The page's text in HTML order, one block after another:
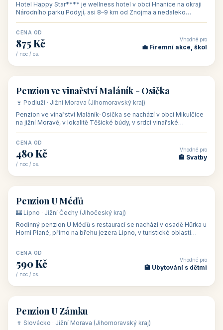
Hotel Happy Star**** je wellness hotel v obci Hnanice na okraji
Národního parku Podyjí, asi 8–9 km od Znojma a nedaleko
CENA OD
875 Kč
/ noc / os.
Vhodné pro
💼 Firemní akce, škol
🏡 penzion
Penzion ve vinařství Maláník - Osička
🍷 Podluží · Jižní Morava (Jihomoravský kraj)
Penzion ve vinařství Maláník-Osička se nachází v obci Mikulčice
na jižní Moravě, v lokalitě Těšické búdy, v srdci vinařské
CENA OD
480 Kč
/ noc / os.
Vhodné pro
🏨 Svatby
🏡 penzion
Penzion U Méďů
🏰 Lipno · Jižní Čechy (Jihočeský kraj)
Rodinný penzion U Méďů s restaurací se nachází v osadě Hůrka u
Horní Plané, přímo na břehu jezera Lipno, v turistické oblasti
CENA OD
590 Kč
/ noc / os.
Vhodné pro
🏨 Ubytování s dětmi
🏡 penzion
Penzion U Zámku
🍷 Slovácko · Jižní Morava (Jihomoravský kraj)